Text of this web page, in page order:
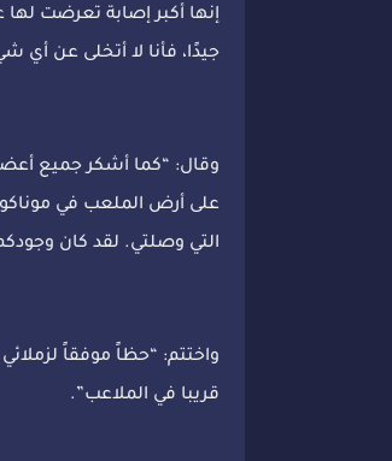
إنها أكبر إصابة تعرضت
جيدًا، فأنا لا أتخلى عن أي
وقال: “كما أشكر جميع
على أرض الملعب في
التي وصلتي. لقد كان
واختتم: “حظاً موفقاً
قريبا في الملاعب”.